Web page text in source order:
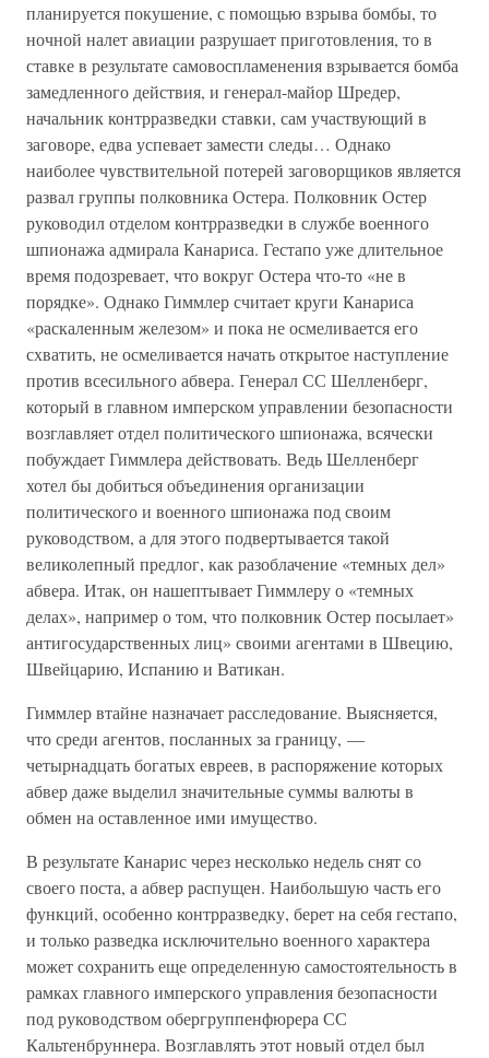
планируется покушение, с помощью взрыва бомбы, то
ночной налет авиации разрушает приготовления, то в
ставке в результате самовоспламенения взрывается бомба
замедленного действия, и генерал-майор Шредер,
начальник контрразведки ставки, сам участвующий в
заговоре, едва успевает замести следы… Однако
наиболее чувствительной потерей заговорщиков является
развал группы полковника Остера. Полковник Остер
руководил отделом контрразведки в службе военного
шпионажа адмирала Канариса. Гестапо уже длительное
время подозревает, что вокруг Остера что-то «не в
порядке». Однако Гиммлер считает круги Канариса
«раскаленным железом» и пока не осмеливается его
схватить, не осмеливается начать открытое наступление
против всесильного абвера. Генерал СС Шелленберг,
который в главном имперском управлении безопасности
возглавляет отдел политического шпионажа, всячески
побуждает Гиммлера действовать. Ведь Шелленберг
хотел бы добиться объединения организации
политического и военного шпионажа под своим
руководством, а для этого подвертывается такой
великолепный предлог, как разоблачение «темных дел»
абвера. Итак, он нашептывает Гиммлеру о «темных
делах», например о том, что полковник Остер посылает»
антигосударственных лиц» своими агентами в Швецию,
Швейцарию, Испанию и Ватикан.
Гиммлер втайне назначает расследование. Выясняется,
что среди агентов, посланных за границу, —
четырнадцать богатых евреев, в распоряжение которых
абвер даже выделил значительные суммы валюты в
обмен на оставленное ими имущество.
В результате Канарис через несколько недель снят со
своего поста, а абвер распущен. Наибольшую часть его
функций, особенно контрразведку, берет на себя гестапо,
и только разведка исключительно военного характера
может сохранить еще определенную самостоятельность в
рамках главного имперского управления безопасности
под руководством обергруппенфюрера СС
Кальтенбруннера. Возглавлять этот новый отдел был